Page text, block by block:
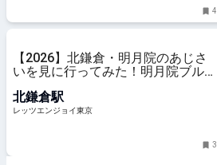
4
【2026】北鎌倉・明月院のあじさ
いを見に行ってみた！明月院ブルー
エンジョイ東京
北鎌倉駅
レッツエンジョイ東京
3